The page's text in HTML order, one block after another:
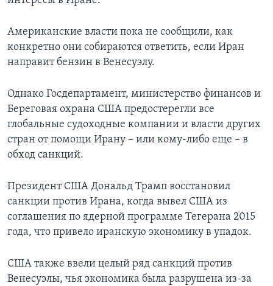
Американские власти пока не сообщили, как
конкретно они собираются ответить, если Иран
направит бензин в Венесуэлу.
Однако Госдепартамент, министерство финансов и
Береговая охрана США предостерегли все
глобальные судоходные компании и власти других
стран от помощи Ирану – или кому-либо еще – в
обход санкций.
Президент США Дональд Трамп восстановил
санкции против Ирана, когда вывел США из
соглашения по ядерной программе Тегерана 2015
года, что привело иранскую экономику в упадок.
США также ввели целый ряд санкций против
Венесуэлы, чья экономика была разрушена из-за